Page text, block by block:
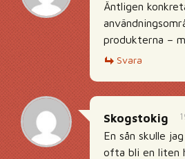
Äntligen
produkterna –
Svara
Skogstokig
En sån skulle
ofta bli en liten